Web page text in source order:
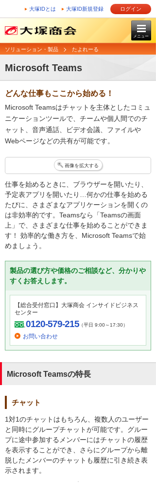
大塚IDとは 大塚ID新規登録 ログイン
メニュー
ソリューション・製品 たよれーる
Microsoft Teams
どんな仕事もここから始める！
Microsoft Teamsはチャットを主体としたコミュ
ニケーションツールで、チームや個人間でのチ
ャット、音声通話、ビデオ会議、ファイルや
Webページなどの共有が可能です。
画像を拡大する
仕事を始めるときに、ブラウザーを開いたり、
予定表アプリを開いたり…何かの仕事を始める
たびに、さまざまなアプリケーションを開くの
は非効率的です。Teamsなら「Teamsの画面
上」で、さまざまな仕事を始めることができま
す！ 効率的な働き方を、Microsoft Teamsで始
めましょう。
製品の選び方や価格のご相談など、分かりや
すくお答えします。
【総合受付窓口】大塚商会 インサイドビジネス
センター
0120-579-215（平日 9:00～17:30）
お問い合わせ
Microsoft Teamsの特長
チャット
1対1のチャットはもちろん、複数人のユーザー
と同時にグループチャットが可能です。グルー
プに途中参加するメンバーにはチャットの履歴
を表示することができ、さらにグループから離
脱したメンバーのチャットも履歴に引き続き表
示されます。